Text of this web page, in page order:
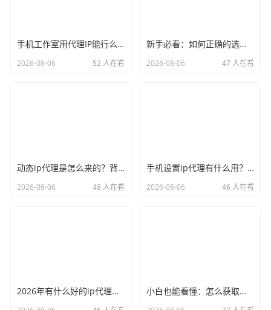
手机工作室用代理IP能行么？过来人的经验告诉你答案
2026-08-06 52 人在看
新手必看：如何正确的选择代理ip软件，别再交智商税了
2026-08-06 47 人在看
动态ip代理是怎么来的？背后的原理比你想象的精彩
2026-08-06 48 人在看
手机设置ip代理有什么用？不只是改定位那么简单
2026-08-06 46 人在看
2026年有什么好的ip代理软件？亲测后我只推荐这几个 小白也能看懂：怎么获取代理ip和端口号，一步步教会你